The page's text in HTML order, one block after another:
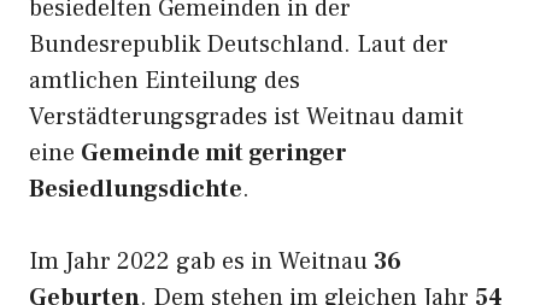
besiedelten Gemeinden in der
Bundesrepublik Deutschland. Laut der
amtlichen Einteilung des
Verstädterungsgrades ist Weitnau damit
eine Gemeinde mit geringer
Besiedlungsdichte.
Im Jahr 2022 gab es in Weitnau 36
Geburten. Dem stehen im gleichen Jahr 54